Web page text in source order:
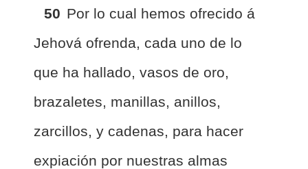
50 Por lo cual hemos ofrecido á
Jehová ofrenda, cada uno de lo
que ha hallado, vasos de oro,
brazaletes, manillas, anillos,
zarcillos, y cadenas, para hacer
expiación por nuestras almas